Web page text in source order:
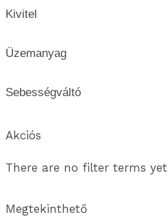
Kivitel
Üzemanyag
Sebességváltó
Akciós
There are no filter terms yet
Megtekinthető